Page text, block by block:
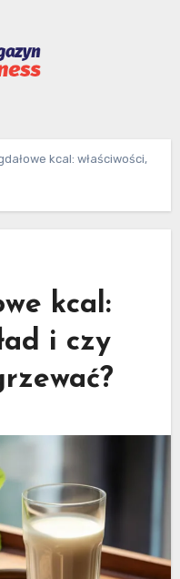
kcal: właściwości,
kcal:
i czy